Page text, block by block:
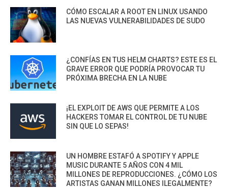
CÓMO ESCALAR A ROOT EN LINUX USANDO
LAS NUEVAS VULNERABILIDADES DE SUDO
¿CONFÍAS EN TUS HELM CHARTS? ESTE ES EL
GRAVE ERROR QUE PODRÍA PROVOCAR TU
PRÓXIMA BRECHA EN LA NUBE
¡EL EXPLOIT DE AWS QUE PERMITE A LOS
HACKERS TOMAR EL CONTROL DE TU NUBE
SIN QUE LO SEPAS!
UN HOMBRE ESTAFÓ A SPOTIFY Y APPLE
MUSIC DURANTE 5 AÑOS CON 4 MIL
MILLONES DE REPRODUCCIONES. ¿CÓMO LOS
ARTISTAS GANAN MILLONES ILEGALMENTE?